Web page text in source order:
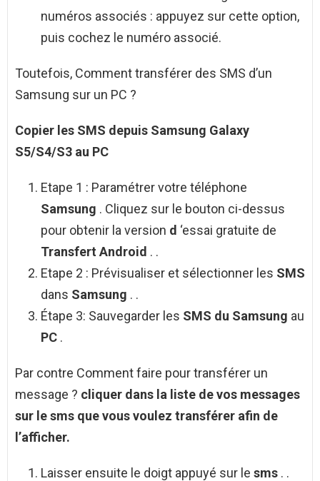
numéros associés : appuyez sur cette option,
puis cochez le numéro associé.
Toutefois, Comment transférer des SMS d’un
Samsung sur un PC ?
Copier les SMS depuis Samsung Galaxy
S5/S4/S3 au PC
Etape 1 : Paramétrer votre téléphone
Samsung . Cliquez sur le bouton ci-dessus
pour obtenir la version d ‘essai gratuite de
Transfert Android . .
Etape 2 : Prévisualiser et sélectionner les SMS
dans Samsung . .
Étape 3: Sauvegarder les SMS du Samsung au
PC .
Par contre Comment faire pour transférer un
message ? cliquer dans la liste de vos messages
sur lesms que vous voulez transférer afin de
l’afficher.
Laisser ensuite le doigt appuyé sur le sms . .